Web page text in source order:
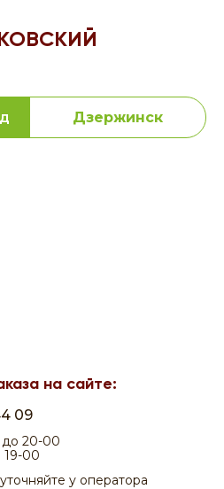
Дзержинск
09
20-00
19-00
у оператора
на сайте: